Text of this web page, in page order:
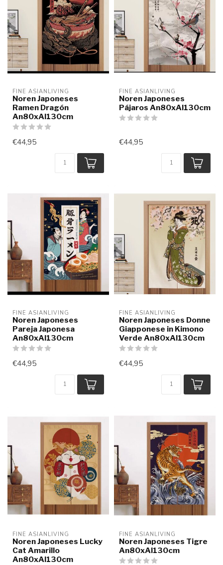
FINE ASIANLIVING
Noren Japoneses
Ramen Dragón
An80xAl130cm
€44,95
FINE ASIANLIVING
Noren Japoneses
Pájaros An80xAl130cm
€44,95
FINE ASIANLIVING
Noren Japoneses
Pareja Japonesa
An80xAl130cm
€44,95
FINE ASIANLIVING
Noren Japoneses Donne
Giapponese in Kimono
Verde An80xAl130cm
€44,95
FINE ASIANLIVING
Noren Japoneses Lucky
Cat Amarillo
An80xAl130cm
FINE ASIANLIVING
Noren Japoneses Tigre
An80xAl130cm